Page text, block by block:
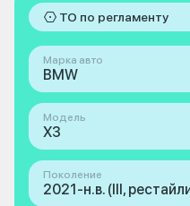
ТО по регламенту
Марка авто
BMW
Модель
X3
Поколение
2021-н.в. (III,